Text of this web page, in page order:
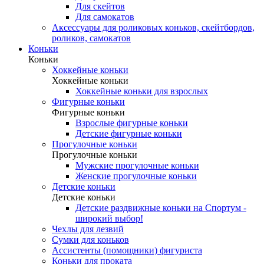
Для скейтов
Для самокатов
Аксессуары для роликовых коньков, скейтбордов,
роликов, самокатов
Коньки
Коньки
Хоккейные коньки
Хоккейные коньки
Хоккейные коньки для взрослых
Фигурные коньки
Фигурные коньки
Взрослые фигурные коньки
Детские фигурные коньки
Прогулочные коньки
Прогулочные коньки
Мужские прогулочные коньки
Женские прогулочные коньки
Детские коньки
Детские коньки
Детские раздвижные коньки на Спортум -
широкий выбор!
Чехлы для лезвий
Сумки для коньков
Ассистенты (помощники) фигуриста
Коньки для проката